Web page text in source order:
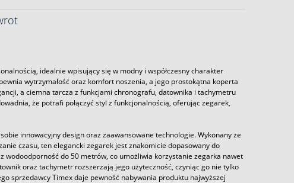
idealnie wpisujący się w modny i współczesny charakter
wytrzymałość oraz komfort noszenia, a jego prostokątna koperta
a ciemna tarcza z funkcjami chronografu, datownika i tachymetru
że potrafi połączyć styl z funkcjonalnością, oferując zegarek,
innowacyjny design oraz zaawansowane technologie. Wykonany ze
czasu, ten elegancki zegarek jest znakomicie dopasowany do
wodoodporność do 50 metrów, co umożliwia korzystanie zegarka nawet
oraz tachymetr rozszerzają jego użyteczność, czyniąc go nie tylko
sprzedawcy Timex daje pewność nabywania produktu najwyższej